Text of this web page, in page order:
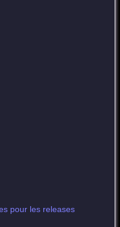
pour les releases